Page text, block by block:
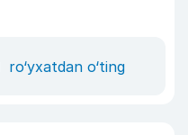
ro‘yxatdan o‘ting